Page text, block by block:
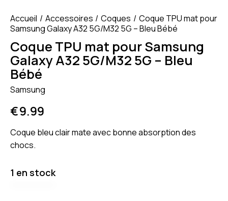
Accueil Accessoires Coques
Coque TPU mat pour
Samsung Galaxy A32 5G/M32 5G – Bleu Bébé
Coque TPU mat pour Samsung
Galaxy A32 5G/M32 5G – Bleu
Bébé
Samsung
€9.99
Coque bleu clair mate avec bonne absorption des
chocs.
1 en stock